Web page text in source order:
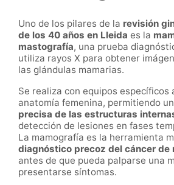
Uno de los pilares de la revisión
de los 40 años en Lleida es la
mastografía, una prueba
utiliza rayos X para obtener
las glándulas mamarias.
Se realiza con equipos específicos
anatomía femenina, permitiendo
precisa de las estructuras
detección de lesiones en fases
La mamografía es la herramienta
diagnóstico precoz del cáncer de
antes de que pueda palparse una
presentarse síntomas.